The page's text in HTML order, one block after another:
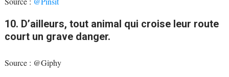
10. D’ailleurs, tout animal qui croise leur route
court un grave danger.
Source : @Giphy